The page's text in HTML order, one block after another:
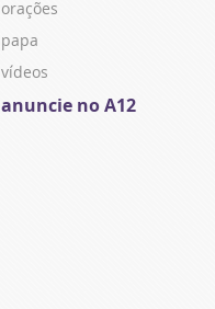
orações
papa
vídeos
anuncie no A12